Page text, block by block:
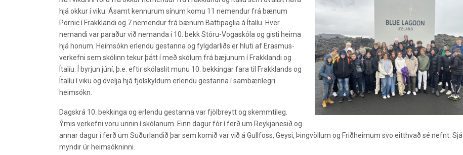
hjá okkur í viku. Ásamt kennurum sínum komu 11 nemendur frá bænum
Pornic í Frakklandi og 7 nemendur frá bænum Battipaglia á Ítalíu. Hver
nemandi var paraður við nemanda í 10. bekk Stóru-Vogaskóla og gisti heima
hjá honum. Heimsókn erlendu gestanna og fylgdarliðs er hluti af Erasmus-
verkefni sem skólinn tekur þátt í með skólum frá bæjunum í Frakklandi og
Ítalíu. Í byrjun júní, þ.e. eftir skólaslit munu 10. bekkingar fara til Frakklands og
Ítalíu í viku og dvelja hjá fjölskyldum erlendu gestanna í sambærilegri
heimsókn.
Dagskrá 10. bekkinga og erlendu gestanna var fjölbreytt og skemmtileg.
Ýmis verkefni voru unnin í skólanum. Einn dagur fór í ferð um Reykjanesið og
annar dagur í ferð um Suðurlandið þar sem komið var við á Gullfoss, Geysi, Þingvöllum og Friðheimum svo eitthvað sé nefnt. Sjá
myndir úr heimsókninni.